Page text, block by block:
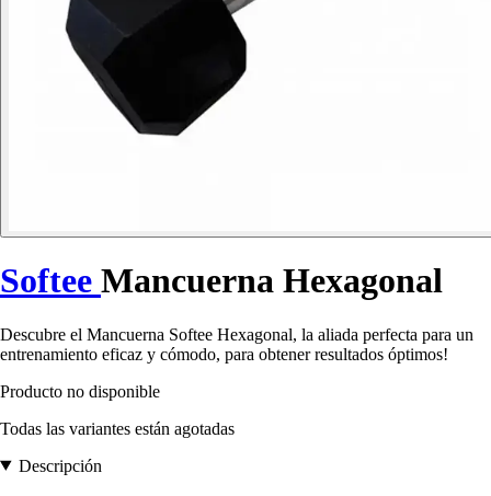
Softee Mancuerna Hexagonal
Descubre el Mancuerna Softee Hexagonal, la aliada perfecta para un
entrenamiento eficaz y cómodo, para obtener resultados óptimos!
Producto no disponible
Todas las variantes están agotadas
Descripción